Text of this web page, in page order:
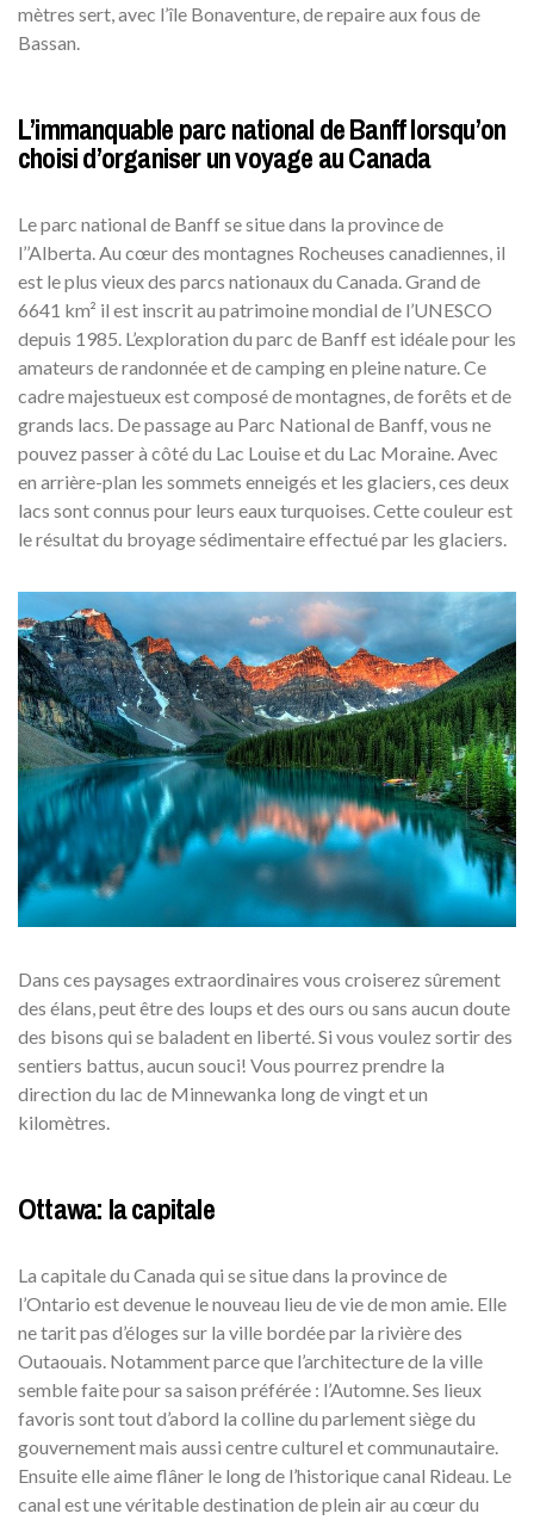
mètres sert, avec l’île Bonaventure, de repaire aux fous de
Bassan.
L’immanquable parc national de Banff lorsqu’on
choisi d’organiser un voyage au Canada
Le parc national de Banff se situe dans la province de
l’’Alberta. Au cœur des montagnes Rocheuses canadiennes, il
est le plus vieux des parcs nationaux du Canada. Grand de
6641 km² il est inscrit au patrimoine mondial de l’UNESCO
depuis 1985. L’exploration du parc de Banff est idéale pour les
amateurs de randonnée et de camping en pleine nature. Ce
cadre majestueux est composé de montagnes, de forêts et de
grands lacs. De passage au Parc National de Banff, vous ne
pouvez passer à côté du Lac Louise et du Lac Moraine. Avec
en arrière-plan les sommets enneigés et les glaciers, ces deux
lacs sont connus pour leurs eaux turquoises. Cette couleur est
le résultat du broyage sédimentaire effectué par les glaciers.
Dans ces paysages extraordinaires vous croiserez sûrement
des élans, peut être des loups et des ours ou sans aucun doute
des bisons qui se baladent en liberté. Si vous voulez sortir des
sentiers battus, aucun souci! Vous pourrez prendre la
direction du lac de Minnewanka long de vingt et un
kilomètres.
Ottawa: la capitale
La capitale du Canada qui se situe dans la province de
l’Ontario est devenue le nouveau lieu de vie de mon amie. Elle
ne tarit pas d’éloges sur la ville bordée par la rivière des
Outaouais. Notamment parce que l’architecture de la ville
semble faite pour sa saison préférée : l’Automne. Ses lieux
favoris sont tout d’abord la colline du parlement siège du
gouvernement mais aussi centre culturel et communautaire.
Ensuite elle aime flâner le long de l’historique canal Rideau. Le
canal est une véritable destination de plein air au cœur du